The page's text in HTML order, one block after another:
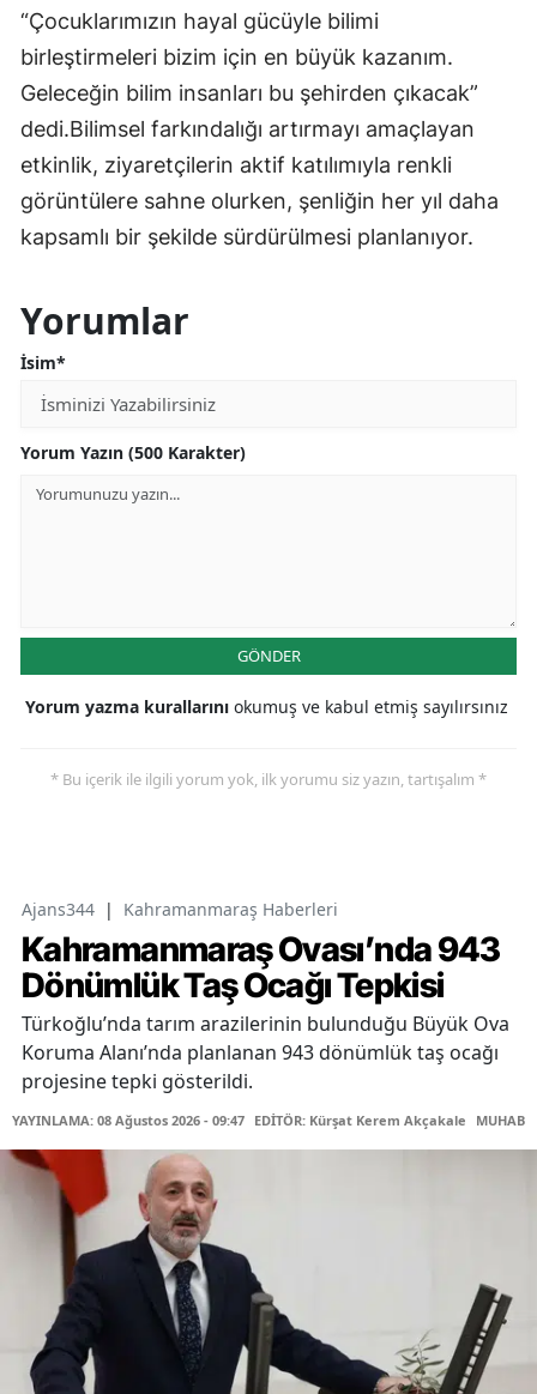
“Çocuklarımızın hayal gücüyle bilimi
birleştirmeleri bizim için en büyük kazanım.
Geleceğin bilim insanları bu şehirden çıkacak”
dedi.Bilimsel farkındalığı artırmayı amaçlayan
etkinlik, ziyaretçilerin aktif katılımıyla renkli
görüntülere sahne olurken, şenliğin her yıl daha
kapsamlı bir şekilde sürdürülmesi planlanıyor.
Yorumlar
İsim*
Yorum Yazın (500 Karakter)
GÖNDER
Yorum yazma kurallarını okumuş ve kabul etmiş sayılırsınız
* Bu içerik ile ilgili yorum yok, ilk yorumu siz yazın, tartışalım *
Ajans344 | Kahramanmaraş Haberleri
Kahramanmaraş Ovası’nda 943
Dönümlük Taş Ocağı Tepkisi
Türkoğlu’nda tarım arazilerinin bulunduğu Büyük Ova
Koruma Alanı’nda planlanan 943 dönümlük taş ocağı
projesine tepki gösterildi.
YAYINLAMA: 08 Ağustos 2026 - 09:47 EDİTÖR: Kürşat Kerem Akçakale